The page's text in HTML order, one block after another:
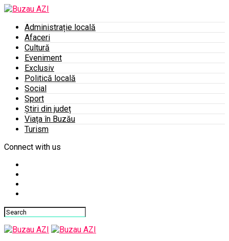
Administrație locală
Afaceri
Cultură
Eveniment
Exclusiv
Politică locală
Social
Sport
Știri din județ
Viața în Buzău
Turism
Connect with us